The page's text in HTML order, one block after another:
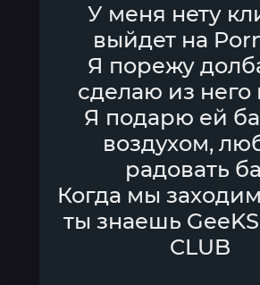
У меня нету
выйдет на
Я порежу
сделаю из него
Я подарю ей
воздухом,
радовать
Когда мы
ты знаешь
CLUB